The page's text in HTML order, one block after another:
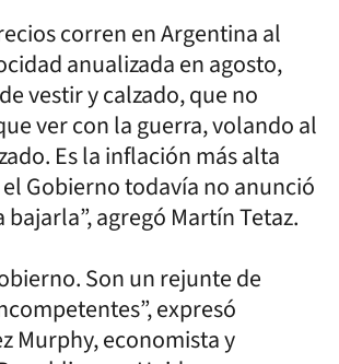
corren en Argentina al
anualizada en agosto,
vestir y calzado, que no
ver con la guerra, volando al
Es la inflación más alta
el Gobierno todavía no anunció
agregó Martín Tetaz.
Son un rejunte de
expresó
Murphy, economista y